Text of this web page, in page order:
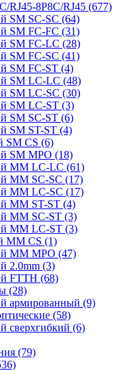
RJ45-8P8C/RJ45 (677)
SM SC-SC (64)
SM FC-FC (31)
SM FC-LC (28)
SM FC-SC (41)
SM FC-ST (4)
SM LC-LC (48)
SM LC-SC (30)
SM LC-ST (3)
SM SC-ST (6)
SM ST-ST (4)
SM CS (6)
SM MPO (18)
MM LC-LC (61)
MM SC-SC (17)
MM LC-SC (17)
MM ST-ST (4)
MM SC-ST (3)
MM LC-ST (3)
MM CS (1)
MM MPO (47)
2.0mm (3)
FTTH (68)
(28)
армированный (9)
(58)
сверхгибкий (6)
(79)